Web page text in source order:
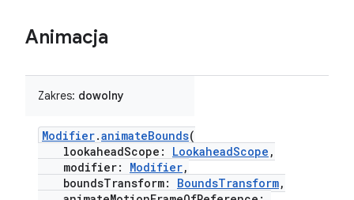
Animacja
Zakres: dowolny
Modifier.animateBounds(
lookaheadScope: LookaheadScope ,
modifier: Modifier,
boundsTransform: BoundsTransform,